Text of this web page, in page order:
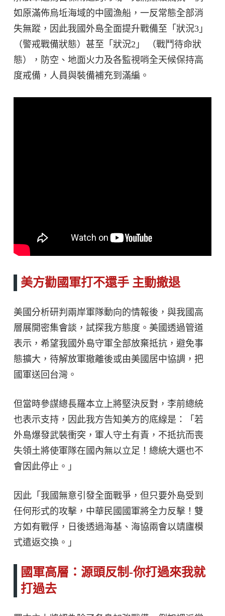
如原滿佈烏坵海域的中國漁船，一反常態全部消
失無蹤，因此我國外島全面提升戰備至「狀況3」
（警戒戰備狀態）甚至「狀況2」 （戰鬥待命狀
態），防空、地面火力及各監視哨全天候保持高
度戒備，人員與裝備補充到滿編。
美方勸國軍打不還手 主動撤退
美國分析研判兩岸軍隊動向的情報後，與我國高
層展開密集會談，試探我方態度。美國透過管道
表示，希望我國外島守軍全部放棄抵抗，避免事
態擴大，待解放軍撤離後或由美國居中協調，把
國軍送回台灣。
但當時參謀總長羅本立上將堅決反對，李前總統
也表示支持，因此我方告知美方的底線是：「若
外島爆發武裝衝突，軍人守土有責，不抵抗而喪
失領土將使軍隊在國內無以立足！總統大選也不
會因此停止。」
因此「我國無意引發全面戰爭，但只要外島受到
任何形式的攻擊，中華民國國軍將全力反擊！雙
方如有戰俘，日後透過海基、海協兩會以靖廬模
式遣返交換。」
國軍高層：源頭反制-你打過來我就
打過去